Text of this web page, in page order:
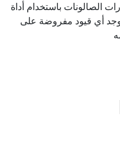
الصالونات باستخدام أداة
يوجد أي قيود مفروضة على